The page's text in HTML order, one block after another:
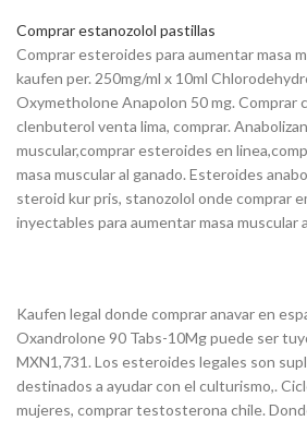
Comprar estanozolol pastillas
Comprar esteroides para aumentar masa
kaufen per. 250mg/ml x 10ml
Oxymetholone Anapolon 50 mg. Comprar
clenbuterol venta lima, comprar.
muscular,comprar esteroides en
masa muscular al ganado. Esteroides
steroid kur pris, stanozolol onde comprar
inyectables para aumentar masa muscular
Kaufen legal donde comprar anavar en
Oxandrolone 90 Tabs-10Mg puede ser
MXN1,731. Los esteroides legales son
destinados a ayudar con el culturismo,.
mujeres, comprar testosterona chile.